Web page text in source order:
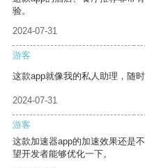
验。
2024-07-31
游客
这款app就像我的私人助理，随
2024-07-31
游客
这款加速器app的加速效果还是
望开发者能够优化一下。